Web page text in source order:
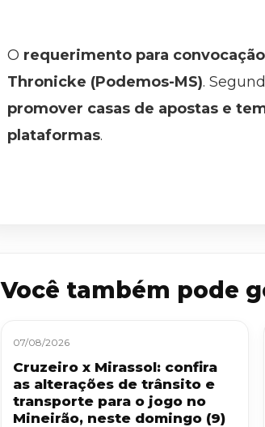
O requerimento para
Thronicke (Podemos-MS).
promover casas de apostas e
plataformas.
Você também pode
07/08/2026
Cruzeiro x Mirassol: confira
as alterações de trânsito e
transporte para o jogo no
Mineirão, neste domingo (9)